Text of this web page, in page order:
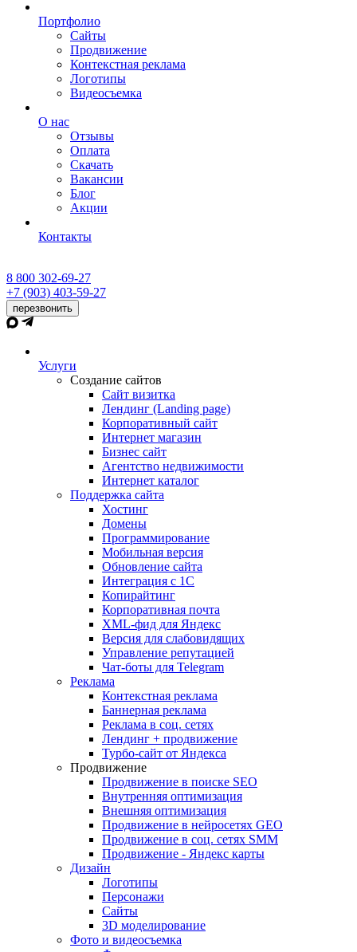
Портфолио
Сайты
Продвижение
Контекстная реклама
Логотипы
Видеосъемка
О нас
Отзывы
Оплата
Скачать
Вакансии
Блог
Акции
Контакты
8 800 302-69-27
+7 (903) 403-59-27
перезвонить
Услуги
Создание сайтов
Сайт визитка
Лендинг (Landing page)
Корпоративный сайт
Интернет магазин
Бизнес сайт
Агентство недвижимости
Интернет каталог
Поддержка сайта
Хостинг
Домены
Программирование
Мобильная версия
Обновление сайта
Интеграция с 1С
Копирайтинг
Корпоративная почта
XML-фид для Яндекс
Версия для слабовидящих
Управление репутацией
Чат-боты для Telegram
Реклама
Контекстная реклама
Баннерная реклама
Реклама в соц. сетях
Лендинг + продвижение
Турбо-сайт от Яндекса
Продвижение
Продвижение в поиске SEO
Внутренняя оптимизация
Внешняя оптимизация
Продвижение в нейросетях GEO
Продвижение в соц. сетях SMM
Продвижение - Яндекс карты
Дизайн
Логотипы
Персонажи
Сайты
3D моделирование
Фото и видеосъемка